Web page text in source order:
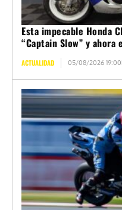
Esta impecable Honda
“Captain Slow” y ahora
ACTUALIDAD 05/08/2026